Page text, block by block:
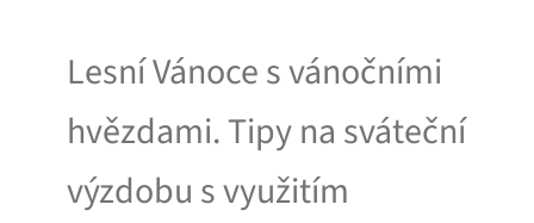
Lesní Vánoce s vánočními
hvězdami. Tipy na sváteční
výzdobu s využitím